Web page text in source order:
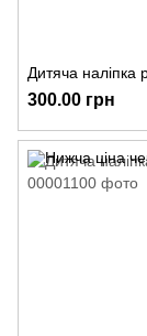
Дитяча наліпка
300.00 грн